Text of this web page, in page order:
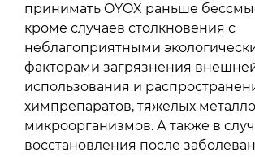
принимать OYOX раньше
кроме случаев столкновения с
неблагоприятными
факторами загрязнения
использования и
химпрепаратов, тяжелых
микроорганизмов. А также в
восстановления после